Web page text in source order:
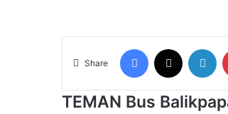
Share
Facebook
TEMAN
TEMAN Bus